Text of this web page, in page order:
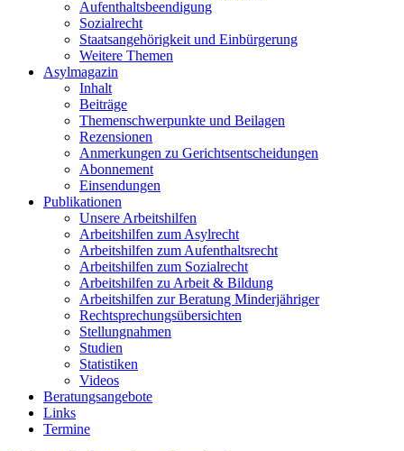
Aufenthaltsbeendigung
Sozialrecht
Staatsangehörigkeit und Einbürgerung
Weitere Themen
Asylmagazin
Inhalt
Beiträge
Themenschwerpunkte und Beilagen
Rezensionen
Anmerkungen zu Gerichtsentscheidungen
Abonnement
Einsendungen
Publikationen
Unsere Arbeitshilfen
Arbeitshilfen zum Asylrecht
Arbeitshilfen zum Aufenthaltsrecht
Arbeitshilfen zum Sozialrecht
Arbeitshilfen zu Arbeit & Bildung
Arbeitshilfen zur Beratung Minderjähriger
Rechtsprechungsübersichten
Stellungnahmen
Studien
Statistiken
Videos
Beratungsangebote
Links
Termine